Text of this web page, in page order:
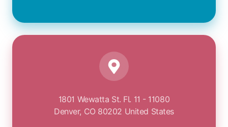
1801 Wewatta St. Fl. 11 - 11080
Denver, CO 80202 United States